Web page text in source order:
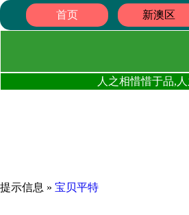
首页 新澳区
人之相惜惜于品,
提示信息 » 宝贝平特